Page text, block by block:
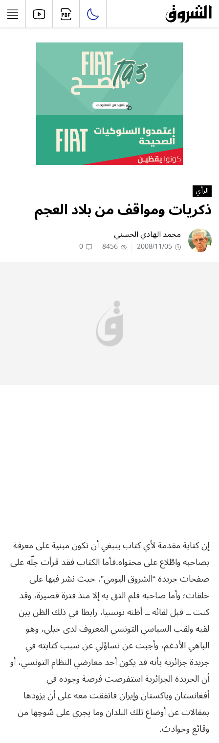
الرأي
ذكريات ومواقف من بلاد العجم
محمد الهادي الحسني
2008/11/05
8456
0
إن كتابة مقدمة لأي كتاب ينبغي أن تكون مبنية على معرفة
بصاحبه واطّلاع على محتواه.فأما الكتاب فقد قرأت جلّه على
صفحات جريدة “الشروق اليومي”، حيث نشر فيها على
حلقات؛ وأما صاحبه فلم التق به إلا منذ فترة قصيرة، وقد
كنت ــ قبل لقائه ــ أظنه تونسيا، رابطا في ذلك الظن بين
لقبه ولقب السياسي التونسي المعروف لدى جيلي، وهو
الباهي الأدغم، وأجبت عن تساؤلي عن سبب كتابته في
جريدة جزائرية بأنه قد يكون أحد معارضي النظام التونسي، أو
أن الجريدة الجزائرية استفرصت فرصة وجوده في
أفغانستان وباكستان وإيران فاتفقت معه على أن يزودها
بمقالات عن أوضاع تلك البلدان وما يجري على سُوحِها من
وقائع وحوادث.